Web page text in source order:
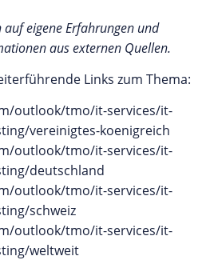
eigene Erfahrungen und
aus externen Quellen.
Links zum Thema:
outlook/tmo/it-services/it-
vereinigtes-koenigreich
outlook/tmo/it-services/it-
deutschland
outlook/tmo/it-services/it-
schweiz
outlook/tmo/it-services/it-
weltweit